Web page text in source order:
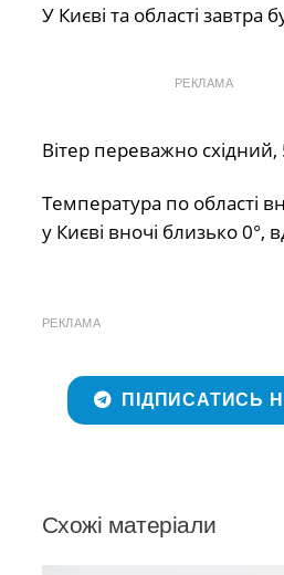
У Києві та області
РЕКЛАМА
Вітер переважно
Температура по області
у Києві вночі близько 0°,
РЕКЛАМА
ПІДПИСАТИСЬ
Схожі матеріали